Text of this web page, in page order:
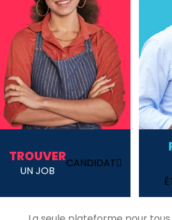
TROUVER
UN JOB
CANDIDAT